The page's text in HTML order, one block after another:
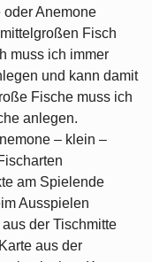
Anemone
Fisch
muss ich immer
und kann damit
Fische muss ich
anlegen.
– klein –
am Spielende
Ausspielen
der Tischmitte
aus der